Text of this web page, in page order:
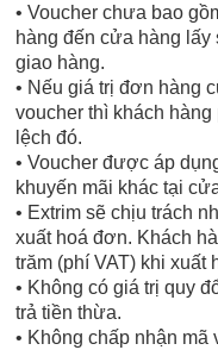
• Voucher chưa bao
hàng đến cửa hàng lấy
giao hàng.
• Nếu giá trị đơn hàng
voucher thì khách
lệch đó.
• Voucher được áp
khuyến mãi khác tại
• Extrim sẽ chịu trách
xuất hoá đơn. Khách
trăm (phí VAT) khi xuất
• Không có giá trị quy
trả tiền thừa.
• Không chấp nhận